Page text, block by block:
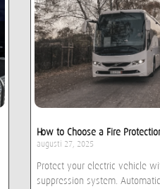
How to Choose a Fire
augusti 27, 2025
Protect your electric vehicle
suppression system.